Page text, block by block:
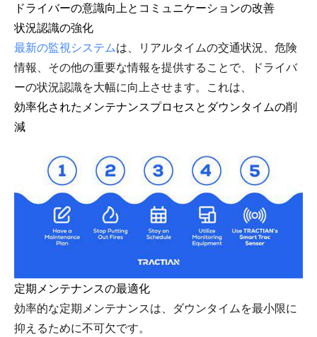
ドライバーの意識向上とコミュニケーションの改善
状況認識の強化
最新の監視システムは、リアルタイムの交通状況、危険
情報、その他の重要な情報を提供することで、ドライバ
ーの状況認識を大幅に向上させます。これは、
効率化されたメンテナンスプロセスとダウンタイムの削
減
定期メンテナンスの最適化
効率的な定期メンテナンスは、ダウンタイムを最小限に
抑えるために不可欠です。